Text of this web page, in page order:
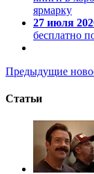
ярмарку
27 июля
бесплатно
Предыдущие
Статьи